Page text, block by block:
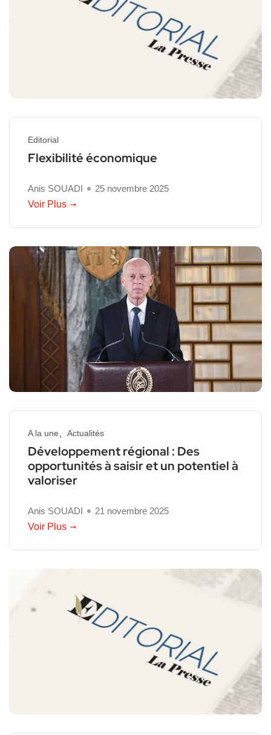
Editorial
Flexibilité économique
Anis SOUADI
25 novembre 2025
Voir Plus
A la une Actualités
Développement régional : Des
opportunités à saisir et un potentiel à
valoriser
Anis SOUADI
21 novembre 2025
Voir Plus